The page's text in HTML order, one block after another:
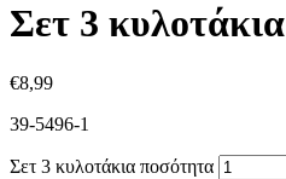
Σετ 3 κυλοτάκια
€8,99
39-5496-1
Σετ 3 κυλοτάκια ποσότητα